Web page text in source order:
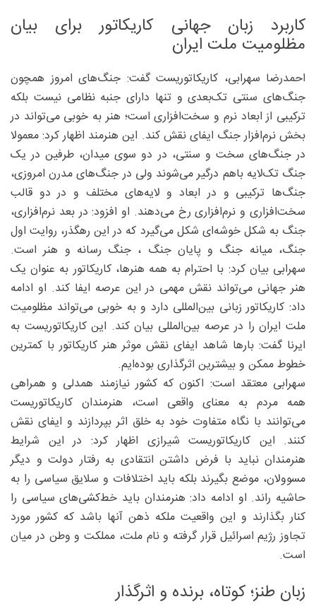
کاربرد زبان جهانی کاریکاتور برای بیان
مظلومیت ملت ایران
احمدرضا سهرابی، کاریکاتوریست گفت: جنگ‌های امروز همچون
جنگ‌های سنتی تک‌بعدی و تنها دارای جنبه نظامی نیست بلکه
ترکیبی از ابعاد نرم و سخت‌افزاری است؛ هنر به خوبی می‌تواند در
بخش نرم‌افزار‌ جنگ ایفای نقش کند. این هنرمند اظهار کرد: معمولا
در جنگ‌های سخت و سنتی، در دو سوی میدان، طرفین در یک
جنگ تک‌لایه باهم درگیر می‌شوند ولی در جنگ‌های مدرن امروزی‌،
جنگ‌ها ترکیبی و در ابعاد و لایه‌های مختلف و در دو قالب
سخت‌افزاری و نرم‌افزاری رخ می‌دهند. او افزود: در بعد نرم‌افزاری،
جنگ به شکل خوشه‌ای شکل می‌گیرد که در این رهگذر، روایت اول
جنگ، میانه جنگ و پایان جنگ ، جنگ رسانه و هنر است.
سهرابی بیان کرد: با احترام به همه هنرها، کاریکاتور به عنوان یک
هنر جهانی می‌تواند نقش مهمی در این عرصه ایفا کند. او ادامه
داد: کاریکاتور زبانی بین‌المللی دارد و به خوبی می‌تواند مظلومیت
ملت ایران را در عرصه بین‌المللی بیان کند. این کاریکاتوریست به
ایرنا گفت: بارها شاهد ایفای نقش موثر هنر کاریکاتور با کمترین
خطوط ممکن و بیشترین اثرگذاری بوده‌ایم.
سهرابی معتقد است: اکنون که کشور نیازمند همدلی و همراهی
همه مردم به معنای واقعی است، هنرمندان کاریکاتوریست
می‌توانند با نگاه متفاوت خود به خلق اثر بپردازند و ایفای نقش
کنند. این کاریکاتوریست شیرازی اظهار کرد: در این شرایط
هنرمندان نباید با فرض داشتن انتقادی به رفتار دولت و دیگر
مسوولان، موضع بگیرند بلکه باید اختلافات و سلایق سیاسی را به
حاشیه راند. او ادامه داد: هنرمندان باید خط‌کشی‌های سیاسی را
کنار بگذارند و این واقعیت ملکه ذهن آنها باشد که کشور مورد
تجاوز رژیم اسرائیل قرار گرفته و نام ملت، مملکت و وطن در میان
است.
زبان طنز؛ کوتاه، برنده و اثرگذار